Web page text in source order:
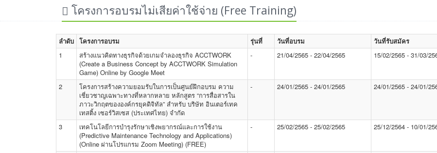
โครงการอบรมไม่เสียค่าใช้จ่าย (Free Training)
ลำดับ โครงการอบรม รุ่นที่ วันที่อบรม วันที่รับสมัคร
1
สร้างแนวคิดทางธุรกิจด้วยเกมจำลองธุรกิจ ACCTWORK
(Create a Business Concept by ACCTWORK Simulation
Game) Online by Google Meet
- 21/04/2565 - 22/04/2565 15/02/2565 - 31/03/
2
โครงการสร้างความยอมรับในการเป็นศูนย์ฝึกอบรม ความ
เชี่ยวชาญเฉพาะทางที่หลากหลาย หลักสูตร “การสื่อสารใน
ภาวะวิกฤตขององค์กรยุคดิจิทัล” สำหรับ บริษัท อินเตอร์เทค
เทสติ้ง เซอร์วิสเซส (ประเทศไทย) จำกัด
- 24/01/2565 - 24/01/2565 24/01/2565 - 24/01/
3
เทคโนโลยีการบำรุงรักษาเชิงพยากรณ์และการใช้งาน
(Predictive Maintenance Technology and Applications)
(Online ผ่านโปรแกรม Zoom Meeting) (FREE)
- 25/02/2565 - 25/02/2565 25/12/2564 - 10/01/